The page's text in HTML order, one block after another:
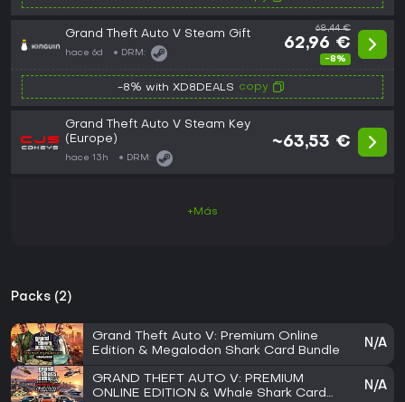
Grand Theft Auto V Steam Gift
hace 6d DRM:
68,44 €
62,96 €
-8%
-8% with XD8DEALS copy
Grand Theft Auto V Steam Key
(Europe)
hace 13h DRM:
~63,53 €
+Más
Packs (2)
Grand Theft Auto V: Premium Online
Edition & Megalodon Shark Card Bundle
N/A
GRAND THEFT AUTO V: PREMIUM
ONLINE EDITION & Whale Shark Card
N/A